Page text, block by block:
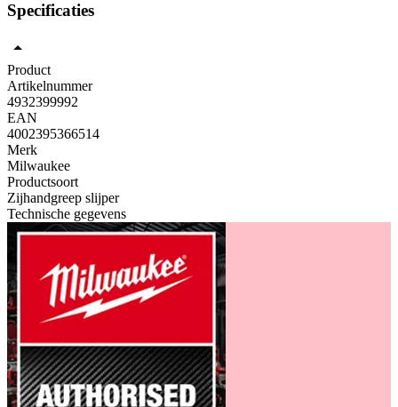
Specificaties
Product
Artikelnummer
4932399992
EAN
4002395366514
Merk
Milwaukee
Productsoort
Zijhandgreep slijper
Technische gegevens